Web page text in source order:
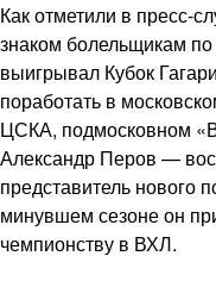
Как отметили в пресс-
знаком болельщикам
выигрывал Кубок
поработать в
ЦСКА, подмосковном
Александр Перов —
представитель нового
минувшем сезоне он
чемпионству в ВХЛ.